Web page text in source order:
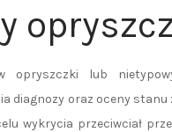
opryszczki lub
diagnozy oraz oceny stanu
wykrycia przeciwciał